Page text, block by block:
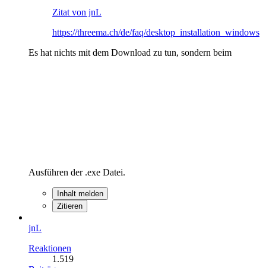
Zitat von jnL
https://threema.ch/de/faq/desktop_installation_windows
Es hat nichts mit dem Download zu tun, sondern beim
Ausführen der .exe Datei.
Inhalt melden
Zitieren
jnL
Reaktionen
1.519